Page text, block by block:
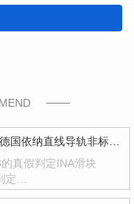
真假判定INA滑块
定…